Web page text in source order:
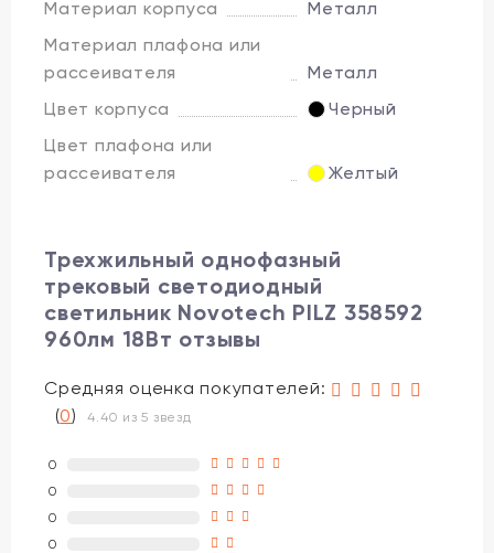
Материал корпуса
Металл
Материал плафона или
рассеивателя
Металл
Цвет корпуса
Черный
Цвет плафона или
рассеивателя
Желтый
Трехжильный однофазный
трековый светодиодный
светильник Novotech PILZ 358592
960лм 18Вт отзывы
Средняя оценка покупателей:
(0)4.40 из 5 звезд
0
0
0
0